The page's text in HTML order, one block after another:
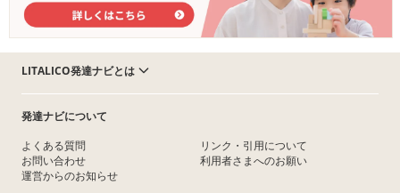
LITALICO発達ナビとは
発達ナビについて
よくある質問
お問い合わせ
運営からのお知らせ
リンク・引用について
利用者さまへのお願い